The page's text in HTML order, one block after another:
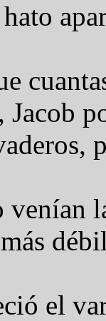
Jacob
el